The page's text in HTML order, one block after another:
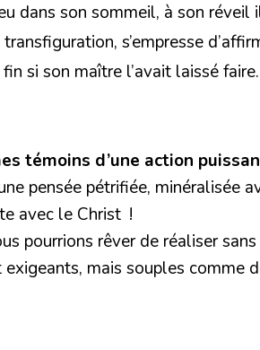
dans son sommeil, à son
s’empresse
si son maître l’avait laissé
témoins d’une action
pensée pétrifiée, minéralisée
avec le Christ !
pourrions rêver de réaliser
exigeants, mais souples comme